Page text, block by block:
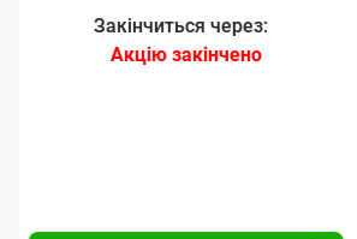
Закінчиться через:
Акцію закінчено